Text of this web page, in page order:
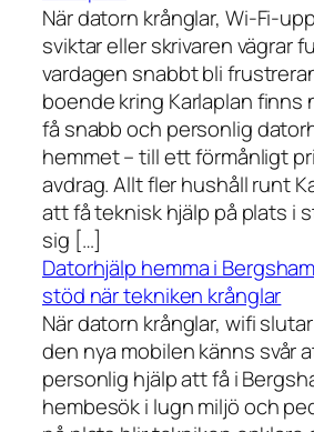
När datorn krånglar, Wi-Fi-
sviktar eller skrivaren vägrar
vardagen snabbt bli
boende kring Karlaplan
få snabb och personlig
hemmet – till ett förmånligt
avdrag. Allt fler hushåll runt
att få teknisk hjälp på plats i
sig […]
Datorhjälp hemma i
stöd när tekniken krånglar
När datorn krånglar, wifi
den nya mobilen känns svår
personlig hjälp att få i
hembesök i lugn miljö och